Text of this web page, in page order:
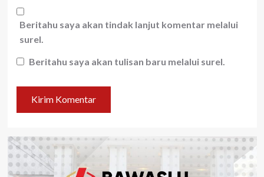
Beritahu saya akan tindak lanjut komentar melalui
surel.
Beritahu saya akan tulisan baru melalui surel.